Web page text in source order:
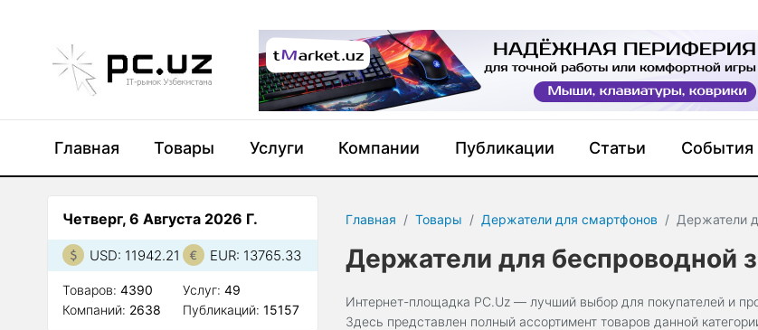
Главная Товары Услуги Компании Публикации Статьи События
Главная Товары Держатели для смартфонов Держатели
Держатели для беспроводной
Интернет-площадка PC.Uz — лучший выбор для покупателей и
Здесь представлен полный ассортимент товаров данной
Четверг, 6 Августа 2026 Г.
USD: 11942.21 EUR: 13765.33
Товаров: 4390
Компаний: 2638
Услуг:49
Публикаций:15157